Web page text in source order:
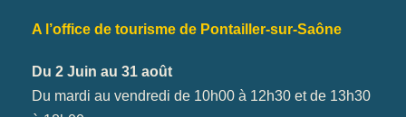
A l’office de tourisme de Pontailler-sur-Saône
Du 2 Juin au 31 août
Du mardi au vendredi de 10h00 à 12h30 et de 13h30